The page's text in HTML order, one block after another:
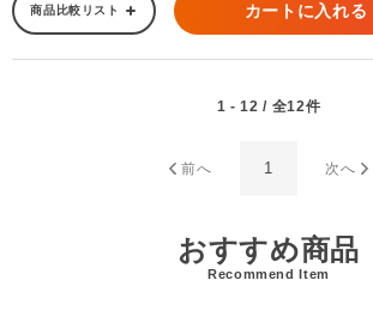
商品比較リスト カートに入れる
1 - 12 / 全12件
前へ 1 次へ
おすすめ商品
Recommend Item